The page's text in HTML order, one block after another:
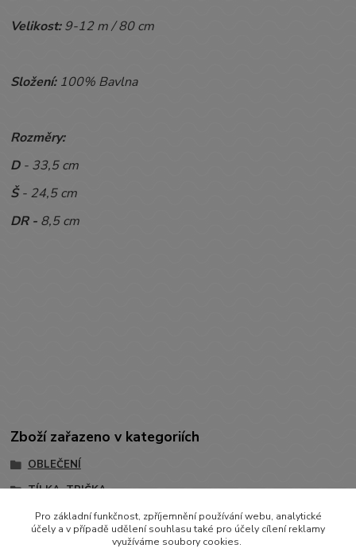
Velikost:9-12 m / 80 cm
Složení: 100% Bavlna
Rozměry:
D - 33,5 cm
Š- 24,5 cm
DR - 8,5 cm
Zboží zařazeno v kategoriích
OBLEČENÍ
TÍLKA, TRIČKA
Trička s krátkým rukávem
Pro základní funkčnost, zpříjemnění používání webu, analytické
účely a v případě udělení souhlasu také pro účely cílení reklamy
využíváme soubory cookies.